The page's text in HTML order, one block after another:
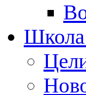
Школа